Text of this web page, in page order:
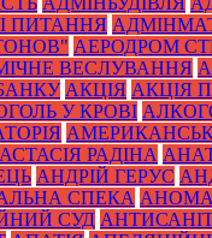
ПИТАННЯ
АЕРОДРОМ
ВЕСЛУВАННЯ
АКЦІЯ АКЦІЯ
У КРОВІ
РАДІНА
АНДРІЙ ГЕРУС
СПЕКА
СУД